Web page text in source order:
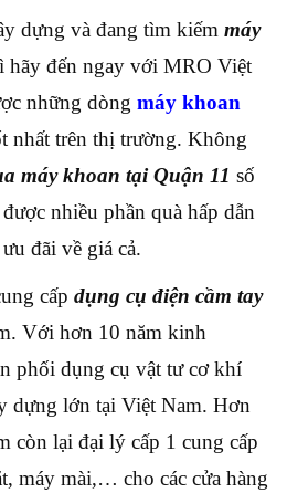
dựng và đang tìm kiếm máy
hãy đến ngay với MRO Việt
những dòng máy khoan
nhất trên thị trường. Không
máy khoan tại Quận 11 số
nhiều phần quà hấp dẫn
đãi về giá cả.
cấp dụng cụ điện cầm tay
Với hơn 10 năm kinh
phối dụng cụ vật tư cơ khí
dựng lớn tại Việt Nam. Hơn
còn lại đại lý cấp 1 cung cấp
máy mài,… cho các cửa hàng